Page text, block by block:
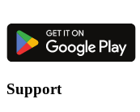
Support